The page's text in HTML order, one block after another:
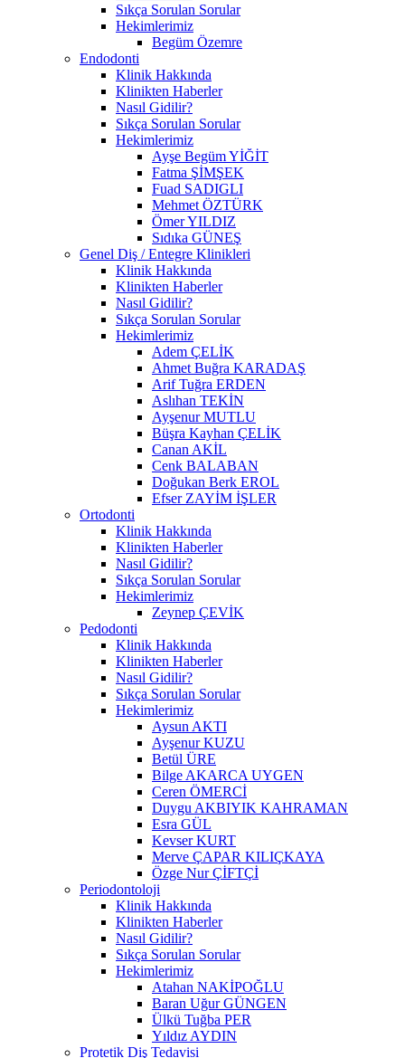
Sıkça Sorulan Sorular
Hekimlerimiz
Begüm Özemre
Endodonti
Klinik Hakkında
Klinikten Haberler
Nasıl Gidilir?
Sıkça Sorulan Sorular
Hekimlerimiz
Ayşe Begüm YİĞİT
Fatma ŞİMŞEK
Fuad SADIGLI
Mehmet ÖZTÜRK
Ömer YILDIZ
Sıdıka GÜNEŞ
Genel Diş / Entegre Klinikleri
Klinik Hakkında
Klinikten Haberler
Nasıl Gidilir?
Sıkça Sorulan Sorular
Hekimlerimiz
Adem ÇELİK
Ahmet Buğra KARADAŞ
Arif Tuğra ERDEN
Aslıhan TEKİN
Ayşenur MUTLU
Büşra Kayhan ÇELİK
Canan AKİL
Cenk BALABAN
Doğukan Berk EROL
Efser ZAYİM İŞLER
Ortodonti
Klinik Hakkında
Klinikten Haberler
Nasıl Gidilir?
Sıkça Sorulan Sorular
Hekimlerimiz
Zeynep ÇEVİK
Pedodonti
Klinik Hakkında
Klinikten Haberler
Nasıl Gidilir?
Sıkça Sorulan Sorular
Hekimlerimiz
Aysun AKTI
Ayşenur KUZU
Betül ÜRE
Bilge AKARCA UYGEN
Ceren ÖMERCİ
Duygu AKBIYIK KAHRAMAN
Esra GÜL
Kevser KURT
Merve ÇAPAR KILIÇKAYA
Özge Nur ÇİFTÇİ
Periodontoloji
Klinik Hakkında
Klinikten Haberler
Nasıl Gidilir?
Sıkça Sorulan Sorular
Hekimlerimiz
Atahan NAKİPOĞLU
Baran Uğur GÜNGEN
Ülkü Tuğba PER
Yıldız AYDIN
Protetik Diş Tedavisi